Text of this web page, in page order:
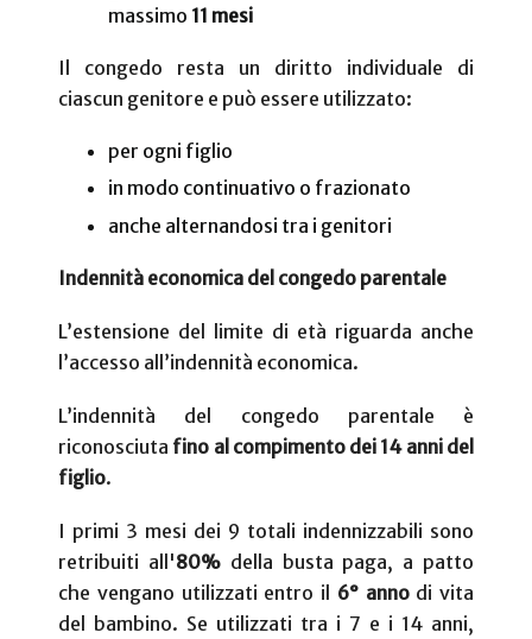
massimo 11 mesi
Il congedo resta un diritto individuale di
ciascun genitore e può essere utilizzato:
per ogni figlio
in modo continuativo o frazionato
anche alternandosi tra i genitori
Indennità economica del congedo parentale
L’estensione del limite di età riguarda anche
l’accesso all’indennità economica.
L’indennità del congedo parentale è
riconosciuta fino al compimento dei 14 anni del
figlio.
I primi 3 mesi dei 9 totali indennizzabili sono
retribuiti all'80%della busta paga, a patto
che vengano utilizzati entro il 6° annodi vita
del bambino. Se utilizzati tra i 7 e i 14 anni,